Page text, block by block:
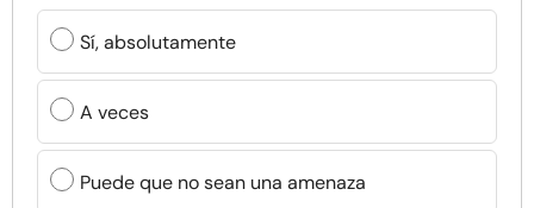
Sí, absolutamente
A veces
Puede que no sean una amenaza